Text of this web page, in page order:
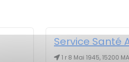
Service Santé
1 r 8 Mai 1945, 15200